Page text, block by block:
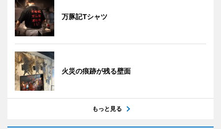
万豚記Tシャツ
火災の痕跡が残る壁面
もっと見る